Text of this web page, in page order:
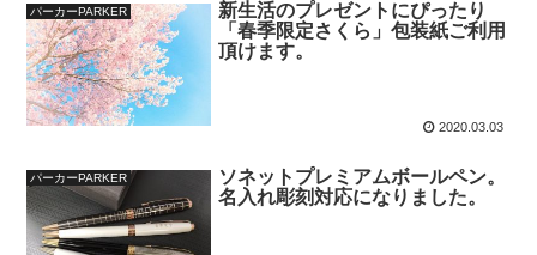
パーカーPARKER
新生活のプレゼントにぴったり
「春季限定さくら」包装紙ご利用
頂けます。
2020.03.03
パーカーPARKER
ソネットプレミアムボールペン。
名入れ彫刻対応になりました。